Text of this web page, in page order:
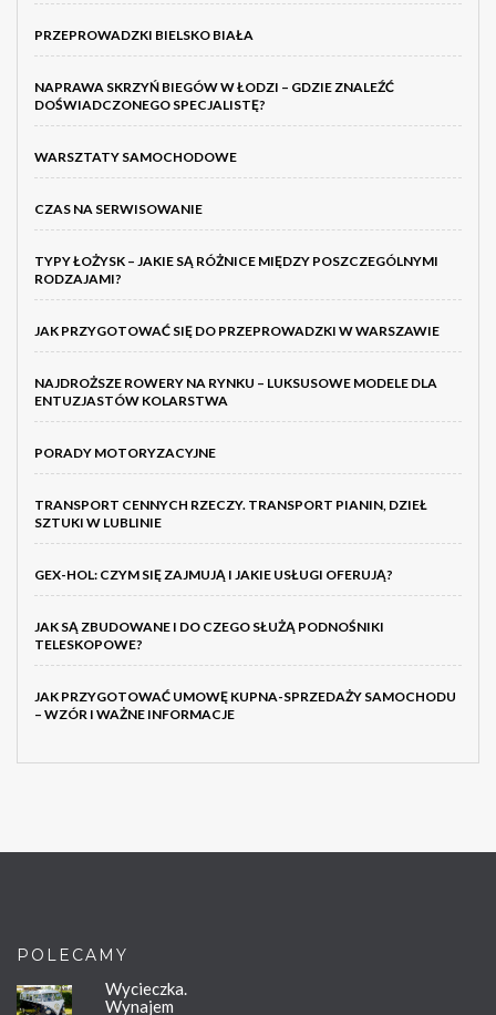
PRZEPROWADZKI BIELSKO BIAŁA
NAPRAWA SKRZYŃ BIEGÓW W ŁODZI – GDZIE ZNALEŹĆ
DOŚWIADCZONEGO SPECJALISTĘ?
WARSZTATY SAMOCHODOWE
CZAS NA SERWISOWANIE
TYPY ŁOŻYSK – JAKIE SĄ RÓŻNICE MIĘDZY POSZCZEGÓLNYMI
RODZAJAMI?
JAK PRZYGOTOWAĆ SIĘ DO PRZEPROWADZKI W WARSZAWIE
NAJDROŻSZE ROWERY NA RYNKU – LUKSUSOWE MODELE DLA
ENTUZJASTÓW KOLARSTWA
PORADY MOTORYZACYJNE
TRANSPORT CENNYCH RZECZY. TRANSPORT PIANIN, DZIEŁ
SZTUKI W LUBLINIE
GEX-HOL: CZYM SIĘ ZAJMUJĄ I JAKIE USŁUGI OFERUJĄ?
JAK SĄ ZBUDOWANE I DO CZEGO SŁUŻĄ PODNOŚNIKI
TELESKOPOWE?
JAK PRZYGOTOWAĆ UMOWĘ KUPNA-SPRZEDAŻY SAMOCHODU
– WZÓR I WAŻNE INFORMACJE
POLECAMY
Wycieczka.
Wynajem